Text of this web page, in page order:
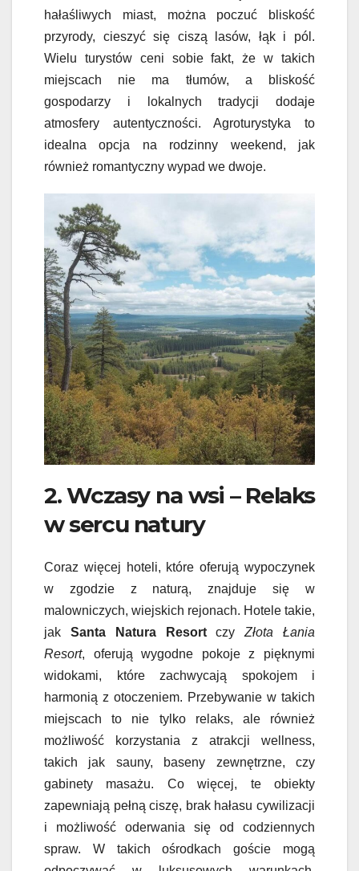
hałaśliwych miast, można poczuć bliskość
przyrody, cieszyć się ciszą lasów, łąk i pól.
Wielu turystów ceni sobie fakt, że w takich
miejscach nie ma tłumów, a bliskość
gospodarzy i lokalnych tradycji dodaje
atmosfery autentyczności. Agroturystyka to
idealna opcja na rodzinny weekend, jak
również romantyczny wypad we dwoje.
2. Wczasy na wsi – Relaks
w sercu natury
Coraz więcej hoteli, które oferują wypoczynek
w zgodzie z naturą, znajduje się w
malowniczych, wiejskich rejonach. Hotele takie,
jak Santa Natura ResortczyZłota Łania
Resort, oferują wygodne pokoje z pięknymi
widokami, które zachwycają spokojem i
harmonią z otoczeniem. Przebywanie w takich
miejscach to nie tylko relaks, ale również
możliwość korzystania z atrakcji wellness,
takich jak sauny, baseny zewnętrzne, czy
gabinety masażu. Co więcej, te obiekty
zapewniają pełną ciszę, brak hałasu cywilizacji
i możliwość oderwania się od codziennych
spraw. W takich ośrodkach goście mogą